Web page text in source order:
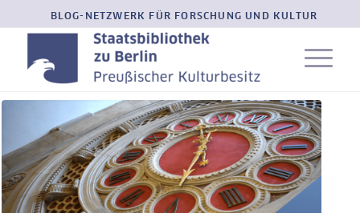
BLOG-NETZWERK FÜR FORSCHUNG UND KULTUR